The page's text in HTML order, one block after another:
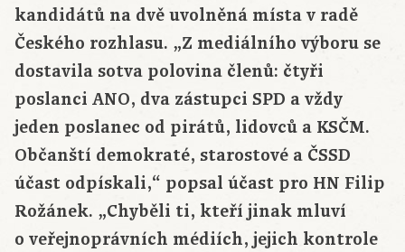
kandidátů na dvě uvolněná místa v radě
Českého rozhlasu. „Z mediálního výboru se
dostavila sotva polovina členů: čtyři
poslanci ANO, dva zástupci SPD a vždy
jeden poslanec od pirátů, lidovců a KSČM.
Občanští demokraté, starostové a ČSSD
účast odpískali,“ popsal účast pro HN Filip
Rožánek. „Chyběli ti, kteří jinak mluví
o veřejnoprávních médiích, jejich kontrole